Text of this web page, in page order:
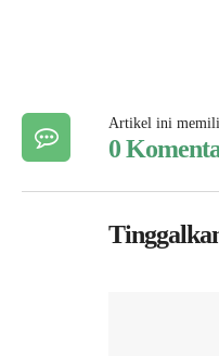
Artikel ini
0